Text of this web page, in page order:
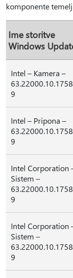
komponente
Ime storitve
Windows
Intel – Kamera –
63.22000.10.1758
9
Intel – Pripona –
63.22000.10.1758
9
Intel Corporation
Sistem –
63.22000.10.1758
9
Intel Corporation
Sistem –
63.22000.10.1758
9